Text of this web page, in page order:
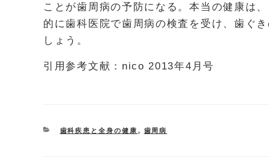
ことが歯周病の予防になる。本当の健康は
的に歯科医院で歯周病の検査を受け、歯ぐ
しょう。
引用参考文献：nico 2013年4月号
CATEGORIES
歯科疾患と全身の健康 , 歯周病